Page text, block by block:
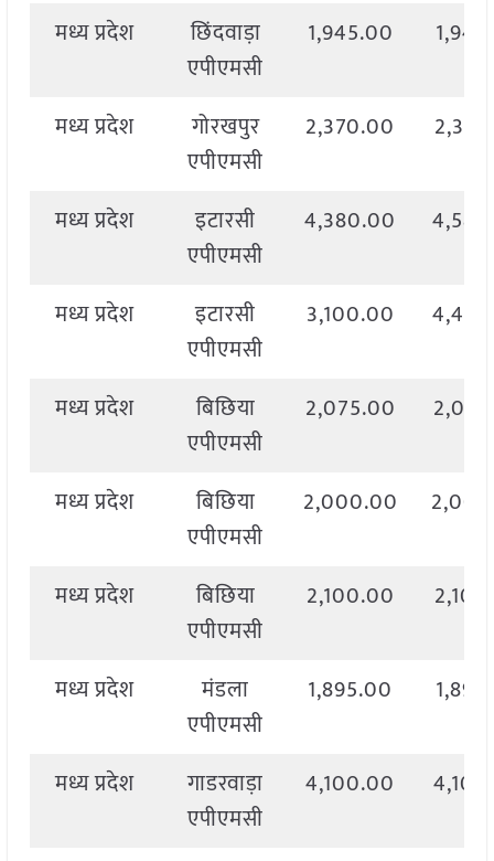
मध्य प्रदेश
छिंदवाड़ा
एपीएमसी
1,945.00
मध्य प्रदेश
गोरखपुर
एपीएमसी
2,370.00
मध्य प्रदेश
इटारसी
एपीएमसी
4,380.00
मध्य प्रदेश
इटारसी
एपीएमसी
3,100.00
मध्य प्रदेश
बिछिया
एपीएमसी
2,075.00
मध्य प्रदेश
बिछिया
एपीएमसी
2,000.00
मध्य प्रदेश
बिछिया
एपीएमसी
2,100.00
मध्य प्रदेश
मंडला
एपीएमसी
1,895.00
मध्य प्रदेश
गाडरवाड़ा
एपीएमसी
4,100.00